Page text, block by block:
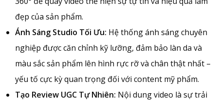
đẹp của sản phẩm.
Ánh Sáng Studio Tối Ưu: Hệ thống ánh sáng chuyên
nghiệp được căn chỉnh kỹ lưỡng, đảm bảo làn da và
màu sắc sản phẩm lên hình rực rỡ và chân thật nhất –
yếu tố cực kỳ quan trọng đối với content mỹ phẩm.
Tạo Review UGC Tự Nhiên: Nội dung video là sự trải